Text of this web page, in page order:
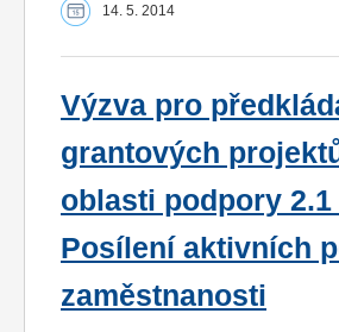
14. 5. 2014
Výzva pro
grantových
oblasti podpory 2.1
Posílení aktivních
zaměstnanosti